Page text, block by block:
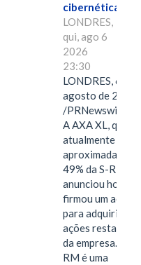
cibernética
LONDRES,
qui, ago 6
2026
23:30
LONDRES, 6 de
agosto de 2026
/PRNewswire/ --
A AXA XL, que
atualmente
49% da S-RM,
anunciou hoje
firmou um
para adquirir as
ações restantes
da empresa. A S-
RM é uma